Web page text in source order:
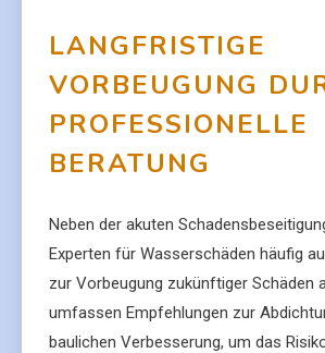
LANGFRISTIGE
VORBEUGUNG
PROFESSIONELLE
BERATUNG
Neben der akuten
Experten für Wasserschäden häufig
zur Vorbeugung zukünftiger Schäden
umfassen Empfehlungen zur
baulichen Verbesserung, um das